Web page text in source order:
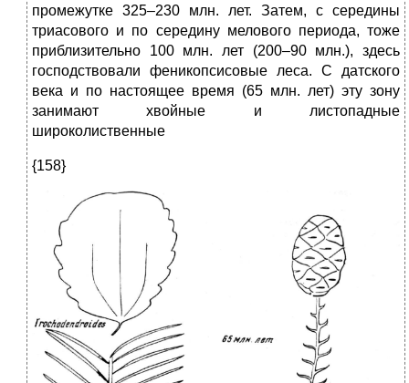
промежутке 325–230 млн. лет. Затем, с середины
триасового и по середину мелового периода, тоже
приблизительно 100 млн. лет (200–90 млн.), здесь
господствовали феникопсисовые леса. С датского
века и по настоящее время (65 млн. лет) эту зону
занимают хвойные и листопадные
широколиственные
{158}